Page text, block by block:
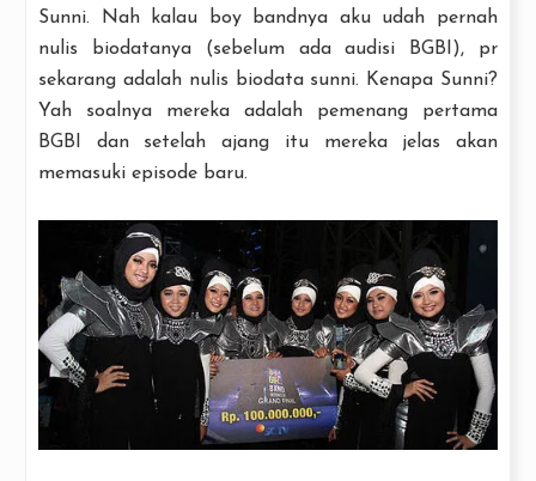
Sunni. Nah kalau boy bandnya aku udah pernah
nulis biodatanya (sebelum ada audisi BGBI), pr
sekarang adalah nulis biodata sunni. Kenapa Sunni?
Yah soalnya mereka adalah pemenang pertama
BGBI dan setelah ajang itu mereka jelas akan
memasuki episode baru.